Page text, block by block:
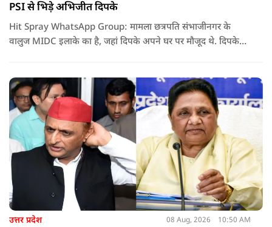
PSI से भिड़े अभिजीत दिपके
Hit Spray WhatsApp Group: मामला छत्रपति संभाजीनगर के
वालुज MIDC इलाके का है, जहां दिपके अपने घर पर मौजूद थे. दिपके
को लेकर दिपके की पुलिस अधिकारी से तीखी बहस हो गई.
उत्तर प्रदेश 08 Aug, 2026 10:50 AM